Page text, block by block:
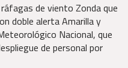
de viento Zonda que
doble alerta Amarilla y
Nacional, que
de personal por